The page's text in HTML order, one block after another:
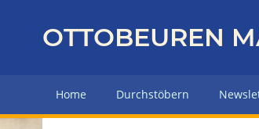
z
OTTOBEUREN
Home Durchstöbern